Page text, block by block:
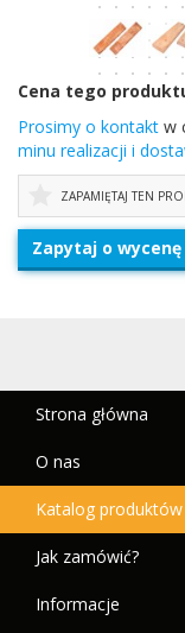
Cena tego
Prosimy o kon­takt w
minu real­iza­cji i
ZAPAMIĘTAJ TEN
Zapytaj o wycenę
Strona główna
O nas
Katalog produktów
Jak zamówić?
Informacje